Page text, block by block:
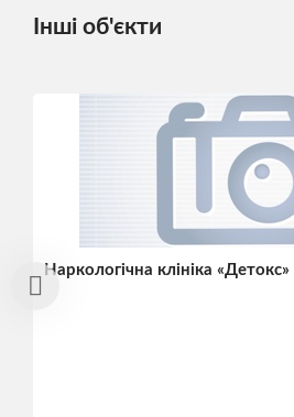
Інші об'єкти
Наркологічна клініка «Детокс»